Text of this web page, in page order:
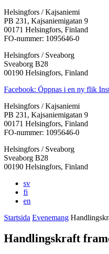
Helsingfors / Kajsaniemi
PB 231, Kajsaniemigatan 9
00171 Helsingfors, Finland
FO-nummer: 1095646-0
Helsingfors / Sveaborg
Sveaborg B28
00190 Helsingfors, Finland
Facebook: Öppnas i en ny flik
Helsingfors / Kajsaniemi
PB 231, Kajsaniemigatan 9
00171 Helsingfors, Finland
FO-nummer: 1095646-0
Helsingfors / Sveaborg
Sveaborg B28
00190 Helsingfors, Finland
sv
fi
en
Startsida Evenemang
Handlingskraft